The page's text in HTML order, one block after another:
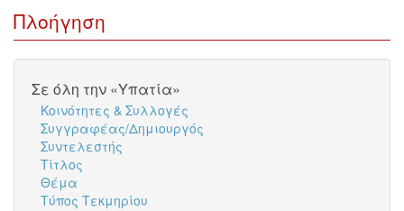
Πλοήγηση
Σε όλη την «Υπατία»
Κοινότητες & Συλλογές
Συγγραφέας/Δημιουργός
Συντελεστής
Τίτλος
Θέμα
Τύπος Τεκμηρίου